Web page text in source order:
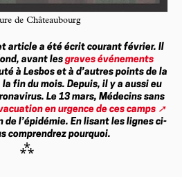
de Châteaubourg
article a été écrit courant février. Il
avant les graves événements
à Lesbos et à d’autres points de la
fin du mois. Depuis, il y a aussi eu
Le 13 mars, Médecins sans
en urgence de ces camps
l’épidémie. En lisant les lignes ci-
comprendrez pourquoi.
⁂